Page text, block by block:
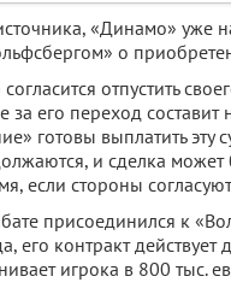
«Динамо» уже
о
отпустить
за его переход составит
готовы выплатить эту
и сделка может
если стороны
присоединился к
его контракт действует
игрока в 800 тыс.